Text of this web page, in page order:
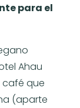
para el
Ahau
café que
(aparte